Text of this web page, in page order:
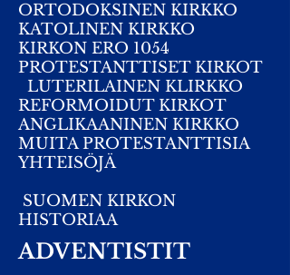
ORTODOKSINEN KIRKKO
KATOLINEN KIRKKO
KIRKON ERO 1054
PROTESTANTTISET KIRKOT
LUTERILAINEN KLIRKKO
REFORMOIDUT KIRKOT
ANGLIKAANINEN KIRKKO
MUITA PROTESTANTTISIA
YHTEISÖJÄ
SUOMEN KIRKON
HISTORIAA
ADVENTISTIT